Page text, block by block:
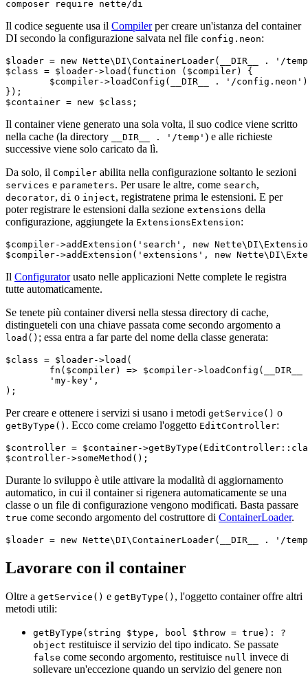
Il codice seguente usa il Compilerper creare un'istanza del container
DI secondo la configurazione salvata nel file config.neon:
$loader = new Nette\DI\ContainerLoader(__DIR__ . '/
$class = $loader->load(function ($compiler) {
});
Il container viene generato una sola volta, il suo codice viene scritto
nella cache (la directory
__DIR__ . '/temp' ) e alle richieste
successive viene solo caricato da lì.
Da solo, il Compiler abilita nella configurazione soltanto le sezioni
services e parameters. Per usare le altre, come search,
decorator, di o inject, registratene prima le estensioni. E per
poter registrare le estensioni dalla sezione extensions della
configurazione, aggiungete la ExtensionsExtension:
$compiler->addExtension('search', new
Il Configuratorusato nelle applicazioni Nette complete le registra
tutte automaticamente.
Se tenete più container diversi nella stessa directory di cache,
distingueteli con una chiave passata come secondo argomento a
load() ; essa entra a far parte del nome della classe generata:
$class = $loader->load(
Per creare e ottenere i servizi si usano i metodi getService() o
getByType() . Ecco come creiamo l'oggetto EditController:
$controller = $container-
Durante lo sviluppo è utile attivare la modalità di aggiornamento
automatico, in cui il container si rigenera automaticamente se una
classe o un file di configurazione vengono modificati. Basta passare
true come secondo argomento del costruttore di ContainerLoader.
Lavorare con il container
Oltre a getService() e getByType() , l'oggetto container offre altri
metodi utili:
getByType(string $type, bool $throw = true): ?
object restituisce il servizio del tipo indicato. Se passate
false come secondo argomento, restituisce null invece di
sollevare un'eccezione quando un servizio del genere non